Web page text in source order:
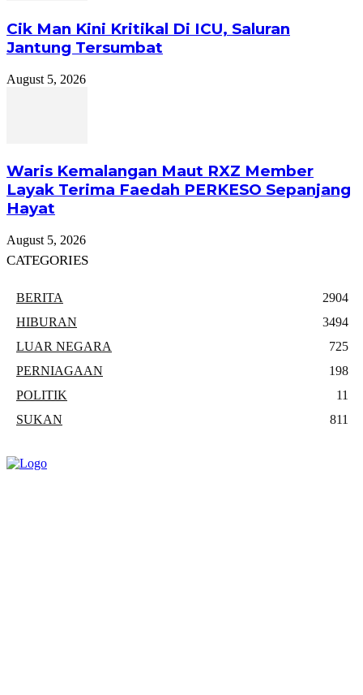
Cik Man Kini Kritikal Di ICU, Saluran
Jantung Tersumbat
August 5, 2026
Waris Kemalangan Maut RXZ Member
Layak Terima Faedah PERKESO Sepanjang
Hayat
August 5, 2026
CATEGORIES
BERITA
2904
HIBURAN
3494
LUAR NEGARA
725
PERNIAGAAN
198
POLITIK
11
SUKAN
811